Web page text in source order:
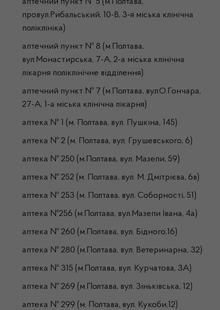
аптечний пункт № 5 (м.Полтава,
провул.Рибальський, 10-В, 3-я міська клінічна
поліклініка)
аптечний пункт № 8 (м.Полтава,
вул.Монастирська, 7-А, 2-а міська клінічна
лікарня поліклінічне відділення)
аптечний пункт № 7 (м.Полтава, вул.О.Гончара,
27-А, 1-а міська клінічна лікарня)
аптека № 1 (м. Полтава, вул. Пушкіна, 145)
аптека № 2 (м. Полтава, вул. Грушевського, 6)
аптека № 250 (м.Полтава, вул. Мазепи, 59)
аптека № 252 (м. Полтава, вул. М. Дмітрієва, 6в)
аптека № 253 (м. Полтава, вул. Соборності, 51)
аптека №256 (м.Полтава, вул.Мазепи Івана, 4а)
аптека № 260 (м.Полтава, вул. Бідного,16)
аптека № 280 (м.Полтава, вул. Ветеринарна, 32)
аптека № 315 (м.Полтава, вул. Курчатова, 3А)
аптека № 269 (м.Полтава, вул. Зіньківська, 12)
аптека № 299 (м. Полтава, вул. Кукоби,12)